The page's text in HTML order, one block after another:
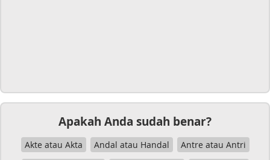
Apakah Anda sudah benar?
Akte atau Akta Andal atau Handal
Antre atau Antri